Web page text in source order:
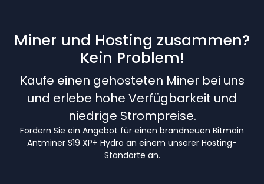
Miner und Hosting zusammen?
Kein Problem!
Kaufe einen gehosteten Miner bei uns
und erlebe hohe Verfügbarkeit und
niedrige Strompreise.
Fordern Sie ein Angebot für einen brandneuen Bitmain
Antminer S19 XP+ Hydro an einem unserer Hosting-
Standorte an.